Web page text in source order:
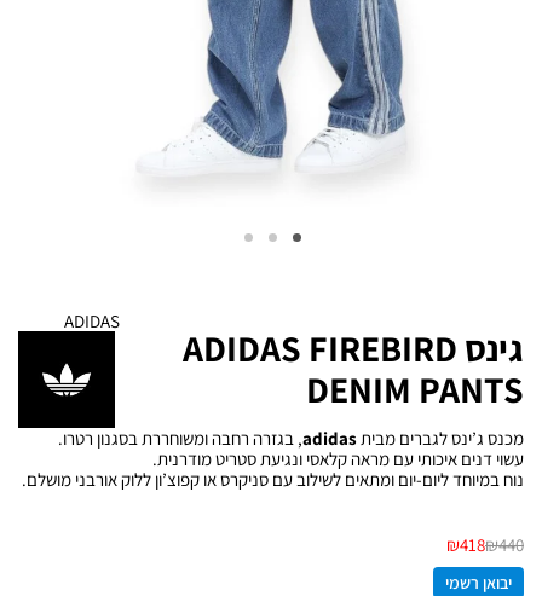
גינס ADIDAS FIREBIRD
DENIM PANTS
ADIDAS
מכנס ג’ינס לגברים מביתadidas, בגזרה רחבה ומשוחררת בסגנון רטרו.
עשוי דנים איכותי עם מראה קלאסי ונגיעת סטריט מודרנית.
נוח במיוחד ליום-יום ומתאים לשילוב עם סניקרס או קפוצ’ון ללוק אורבני מושלם.
₪440
₪418
יבואן רשמי